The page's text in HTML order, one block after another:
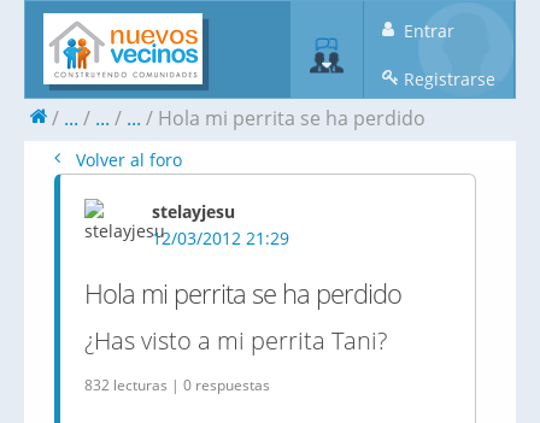
Entrar
Registrarse
... ... ... Hola mi perrita se ha perdido
Volver al foro
stelayjesu
12/03/2012 21:29
Hola mi perrita se ha perdido
¿Has visto a mi perrita Tani?
832 lecturas | 0 respuestas